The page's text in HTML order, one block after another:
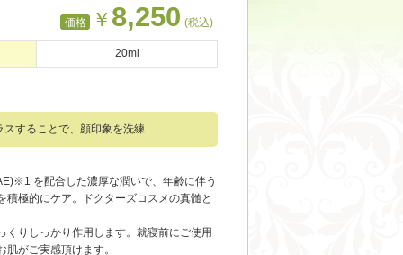
価格 ￥ 8,250 (税込)
20ml
することで、顔印象を洗練
を配合した濃厚な潤いで、年齢に伴う
極的にケア。ドクターズコスメの真髄と
りしっかり作用します。就寝前にご使用
がご実感頂けます。